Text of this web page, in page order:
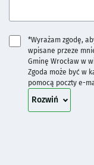
*Wyrażam zgodę,
wpisane przeze
Gminę Wrocław w
Zgoda może być w
pomocą poczty e-
Rozwińtreść